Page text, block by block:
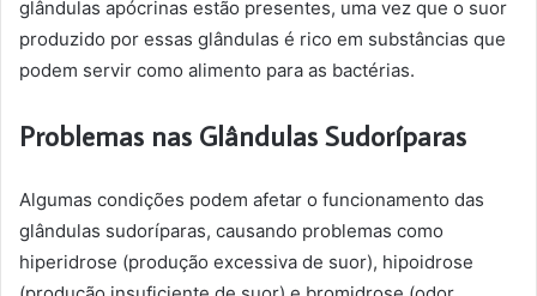
glândulas apócrinas estão presentes, uma vez que o suor
produzido por essas glândulas é rico em substâncias que
podem servir como alimento para as bactérias.
Problemas nas Glândulas Sudoríparas
Algumas condições podem afetar o funcionamento das
glândulas sudoríparas, causando problemas como
hiperidrose (produção excessiva de suor), hipoidrose